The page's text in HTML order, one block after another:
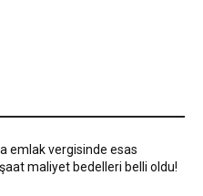
emlak vergisinde esas
maliyet bedelleri belli oldu!